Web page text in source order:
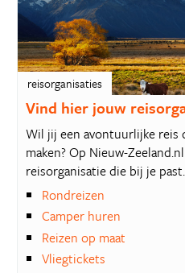
reisorganisaties
Vind hier jouw
Wil jij een avontuurlijke reis
maken? Op Nieuw-
reisorganisatie die bij je past.
Rondreizen
Camper huren
Reizen op maat
Vliegtickets